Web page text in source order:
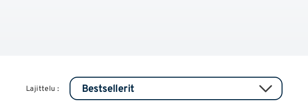
Lajittelu :